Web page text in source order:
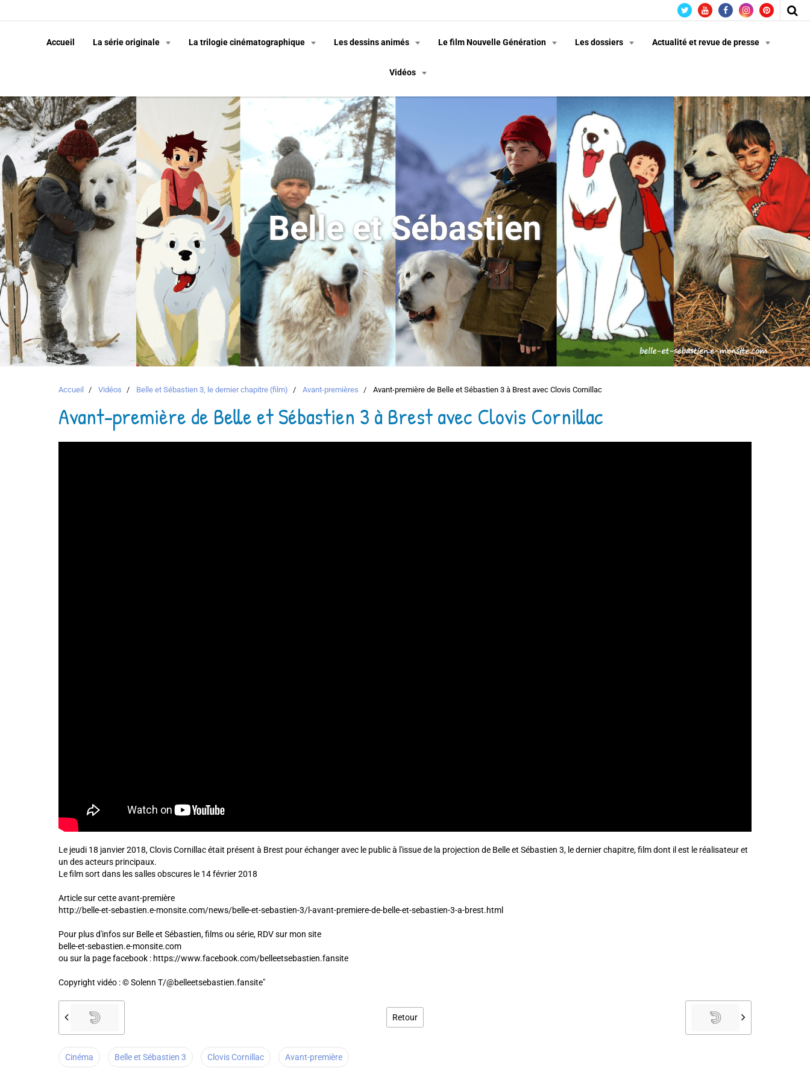
Accueil La série originale La trilogie cinématographique Les dessins animés Le film Nouvelle Génération Les dossiers Actualité et revue de presse
Vidéos
Belle et Sébastien
Accueil Vidéos Belle et Sébastien 3, le dernier chapitre (film) Avant-premières Avant-première de Belle et Sébastien 3 à Brest avec Clovis Cornillac
Avant-première de Belle et Sébastien 3 à Brest avec Clovis Cornillac
Le jeudi 18 janvier 2018, Clovis Cornillac était présent à Brest pour échanger avec le public à l'issue de la projection de Belle et Sébastien 3, le dernier chapitre, film dont il est le réalisateur et
un des acteurs principaux.
Le film sort dans les salles obscures le 14 février 2018
Article sur cette avant-première
http://belle-et-sebastien.e-monsite.com/news/belle-et-sebastien-3/l-avant-premiere-de-belle-et-sebastien-3-a-brest.html
Pour plus d'infos sur Belle et Sébastien, films ou série, RDV sur mon site
belle-et-sebastien.e-monsite.com
ou sur la page facebook : https://www.facebook.com/belleetsebastien.fansite
Copyright vidéo : © Solenn T/@belleetsebastien.fansite"
Retour
Cinéma Belle et Sébastien 3 Clovis Cornillac Avant-première